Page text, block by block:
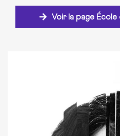
Voir la page